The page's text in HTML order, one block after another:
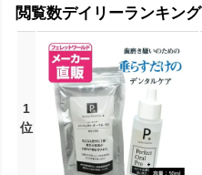
閲覧数デイリーランキング
1
位